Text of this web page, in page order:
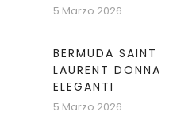
5 Marzo 2026
BERMUDA SAINT
LAURENT DONNA
ELEGANTI
5 Marzo 2026